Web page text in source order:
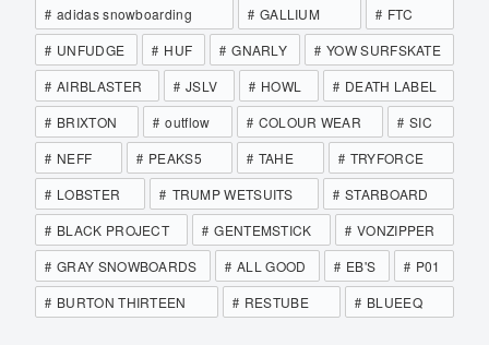
adidas snowboarding
GALLIUM
FTC
UNFUDGE
HUF GNARLY
YOW SURFSKATE
AIRBLASTER
JSLV HOWL
DEATH LABEL
BRIXTON
outflow COLOUR WEAR
SIC
NEFF
PEAKS5 TAHE
TRYFORCE
LOBSTER
TRUMP WETSUITS
STARBOARD
BLACK PROJECT
GENTEMSTICK
VONZIPPER
GRAY SNOWBOARDS
ALL GOOD EB'S
P01
BURTON THIRTEEN
RESTUBE BLUEEQ